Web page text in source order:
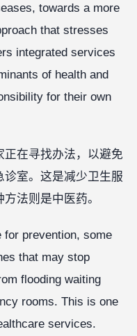
towards a more
that stresses
integrated services
of health and
for their own
正在寻找办法，以避免
室。这是减少卫生服
法则是中医药。
for prevention, some
that may stop
flooding waiting
rooms. This is one
services.